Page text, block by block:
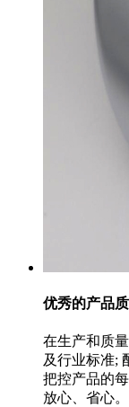
优秀的产品
在生产和质
及行业标准;
把控产品的
放心、省心。